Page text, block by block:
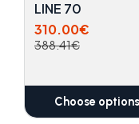
LINE 70
310.00€
388.41€
Choose options